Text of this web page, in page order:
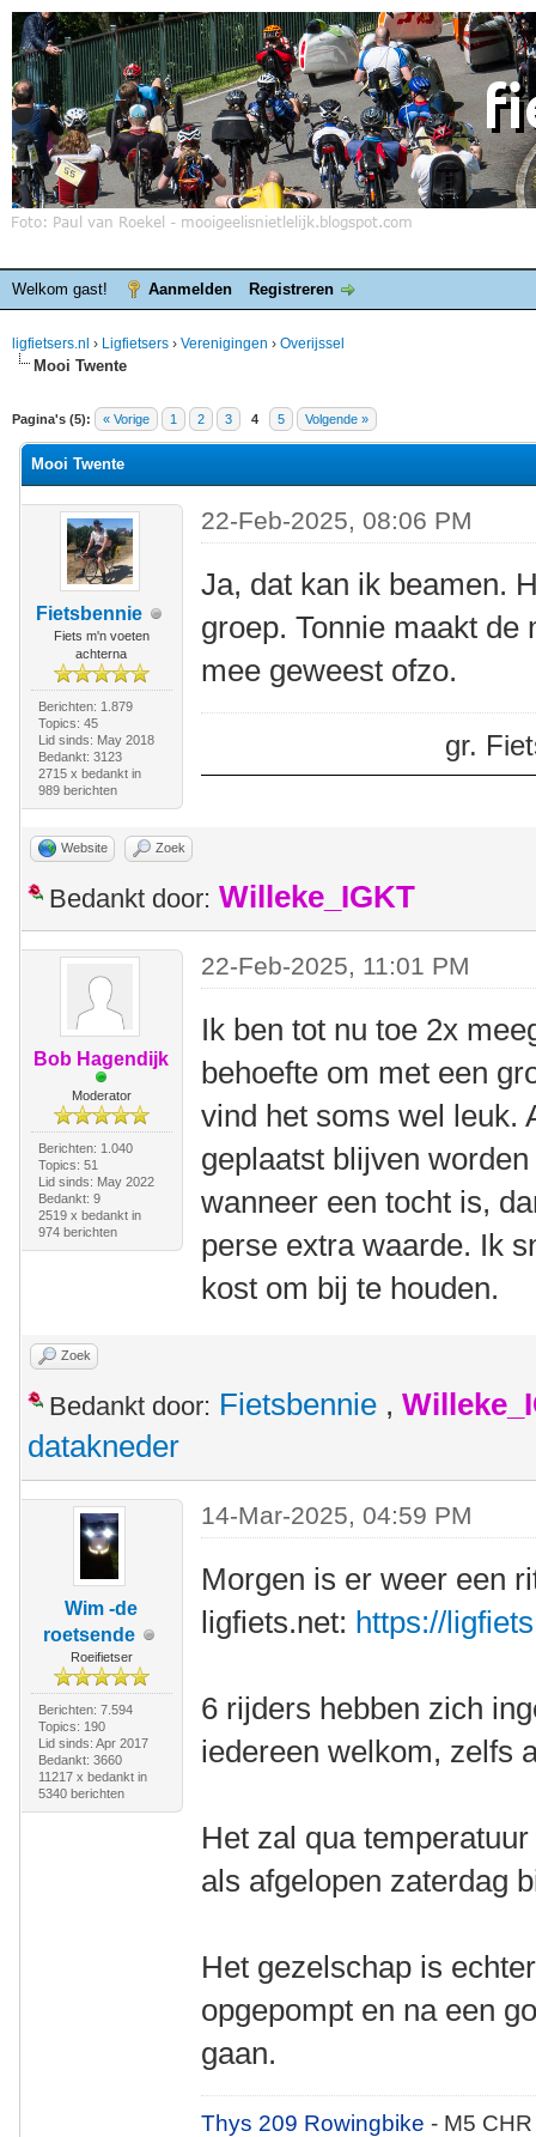
Welkom gast! Aanmelden Registreren
ligfietsers.nl › Ligfietsers › Verenigingen › Overijssel
Mooi Twente
Pagina's (5): « Vorige 1 2 3 4 5 Volgende »
waardering is 0
Mooi Twente
Fietsbennie
Fiets m'n voeten
achterna
Berichten: 1.879
Topics: 45
Lid sinds: May 2018
Bedankt: 3123
2715 x bedankt in
989 berichten
22-Feb-2025, 08:06 PM
Ja, dat kan ik beamen.
groep. Tonnie maakt
mee geweest ofzo.
gr.
Website Zoek
Bedankt door: Willeke_IGKT
Bob Hagendijk
Moderator
Berichten: 1.040
Topics: 51
Lid sinds: May 2022
Bedankt: 9
2519 x bedankt in
974 berichten
22-Feb-2025, 11:01 PM
Ik ben tot nu toe 2x
behoefte om met een
vind het soms wel leuk.
geplaatst blijven
wanneer een tocht is,
perse extra waarde. Ik
kost om bij te houden.
Zoek
Bedankt door: Fietsbennie ,
datakneder
Wim -de
roetsende
Roeifietser
Berichten: 7.594
Topics: 190
Lid sinds: Apr 2017
Bedankt: 3660
11217 x bedankt in
5340 berichten
14-Mar-2025, 04:59 PM
Morgen is er weer een
ligfiets.net: https://
6 rijders hebben zich
iedereen welkom, zelfs
Het zal qua
als afgelopen zaterdag
Het gezelschap is
opgepompt en na een
gaan.
Thys 209 Rowingbike- M5